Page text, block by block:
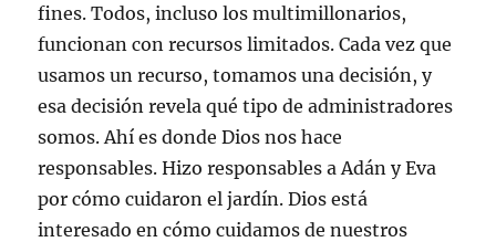
fines. Todos, incluso los multimillonarios,
funcionan con recursos limitados. Cada vez que
usamos un recurso, tomamos una decisión, y
esa decisión revela qué tipo de administradores
somos. Ahí es donde Dios nos hace
responsables. Hizo responsables a Adán y Eva
por cómo cuidaron el jardín. Dios está
interesado en cómo cuidamos de nuestros